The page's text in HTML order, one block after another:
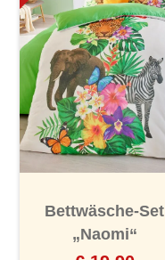
Bettwäsche-Set
„Naomi“